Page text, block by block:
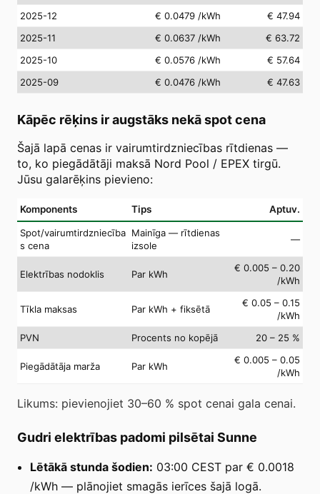
2025-12
€ 0.0479 /kWh
€ 47.94
2025-11
€ 0.0637 /kWh
€ 63.72
2025-10
€ 0.0576 /kWh
€ 57.64
2025-09
€ 0.0476 /kWh € 47.63
Kāpēc rēķins ir augstāks nekā spot cena
Šajā lapā cenas ir vairumtirdzniecības rītdienas —
to, ko piegādātāji maksā Nord Pool / EPEX tirgū.
Jūsu galarēķins pievieno:
Komponents Tips Aptuv.
Spot/vairumtirdzniecība
s cena
Mainīga — rītdienas
izsole
—
Elektrības nodoklis Par kWh
€ 0.005 – 0.20
/kWh
Tīkla maksas Par kWh + fiksētā
€ 0.05 – 0.15
/kWh
PVN
Procents no kopējā 20 – 25 %
Piegādātāja marža Par kWh
€ 0.005 – 0.05
/kWh
Likums: pievienojiet 30–60 % spot cenai gala cenai.
Gudri elektrības padomi pilsētai Sunne
Lētākā stunda šodien: 03:00 CEST par € 0.0018
/kWh — plānojiet smagās ierīces šajā logā.